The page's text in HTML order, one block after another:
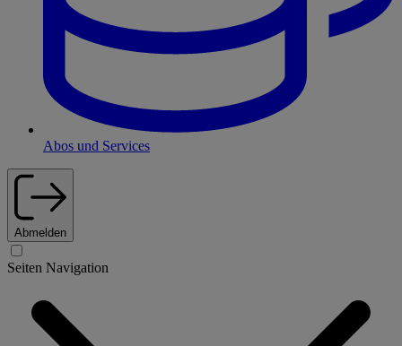
Abos und Services
Abmelden
Seiten Navigation